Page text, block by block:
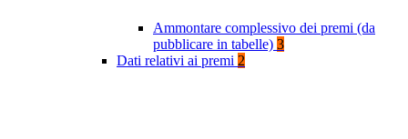
Ammontare complessivo dei premi (da
pubblicare in tabelle) 3
Dati relativi ai premi 2